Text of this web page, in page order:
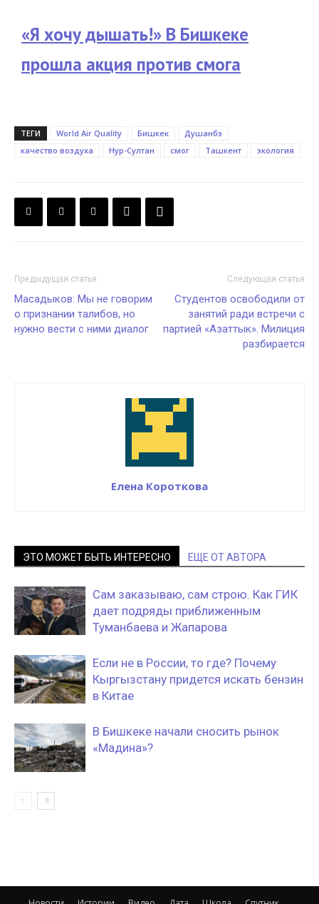
«Я хочу дышать!» В Бишкеке
прошла акция против смога
ТЕГИ World Air Quality Бишкек
Душанбэ
качество воздуха
Нур-Султан смог Ташкент экология
Предыдущая статья
Масадыков: Мы не говорим
о признании талибов, но
нужно вести с ними диалог
Следующая статья
Студентов освободили от
занятий ради встречи с
партией «Азаттык». Милиция
разбирается
Елена Короткова
ЭТО МОЖЕТ БЫТЬ ИНТЕРЕСНО ЕЩЕ ОТ АВТОРА
Сам заказываю, сам строю. Как ГИК
дает подряды приближенным
Туманбаева и Жапарова
Если не в России, то где? Почему
Кыргызстану придется искать бензин
в Китае
В Бишкеке начали сносить рынок
«Мадина»?